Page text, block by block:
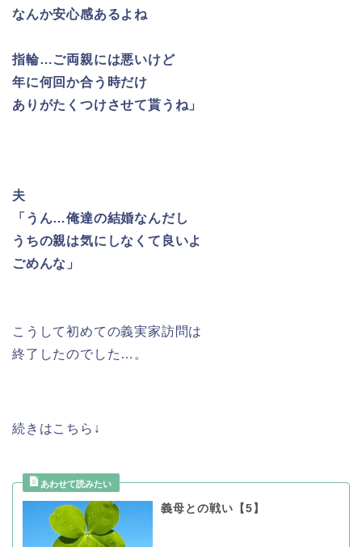
なんか安心感あるよね
指輪…ご両親には悪いけど
年に何回か合う時だけ
ありがたくつけさせて貰うね」
夫
「うん…俺達の結婚なんだし
うちの親は気にしなくて良いよ
ごめんな」
こうして初めての義実家訪問は
終了したのでした…。
続きはこちら↓
義母との戦い【5】